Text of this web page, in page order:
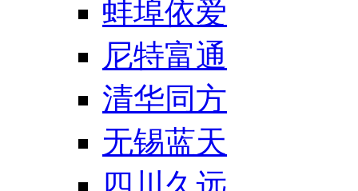
蚌埠依爱
尼特富通
清华同方
无锡蓝天